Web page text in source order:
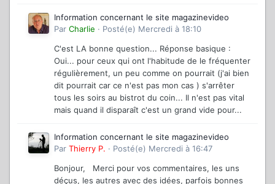
Information concernant le site magazinevideo
Par Charlie · Posté(e) Mercredi à 18:10
C'est LA bonne question... Réponse basique :
Oui... pour ceux qui ont l'habitude de le fréquenter
régulièrement, un peu comme on pourrait (j'ai bien
dit pourrait car ce n'est pas mon cas ) s'arrêter
tous les soirs au bistrot du coin... Il n'est pas vital
mais quand il disparaît c'est un grand vide pour...
Information concernant le site magazinevideo
Par Thierry P. · Posté(e) Mercredi à 16:47
Bonjour, Merci pour vos commentaires, les uns
déçus, les autres avec des idées, parfois bonnes